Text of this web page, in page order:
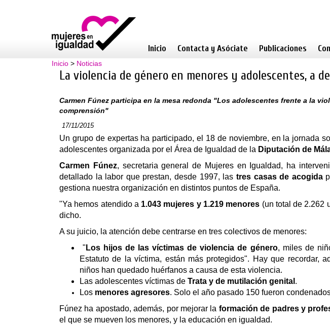
Inicio Contacta y Asóciate Publicaciones
Inicio > Noticias
La violencia de género en menores y adolescentes, a
Carmen Fúnez participa en la mesa redonda "Los adolescentes frente a la
comprensión"
17/11/2015
Un grupo de expertas ha participado, el 18 de noviembre, en la jornada
adolescentes organizada por el Área de Igualdad de la Diputación de
Carmen Fúnez, secretaria general de Mujeres en Igualdad, ha
detallado la labor que prestan, desde 1997, las tres casas de acogida
gestiona nuestra organización en distintos puntos de España.
"Ya hemos atendido a 1.043 mujeres y 1.219 menores (un total de 2.262
dicho.
A su juicio, la atención debe centrarse en tres colectivos de menores:
" Los hijos de las víctimas de violencia de género, miles de
Estatuto de la víctima, están más protegidos". Hay que recordar,
niños han quedado huérfanos a causa de esta violencia.
Las adolescentes víctimas de Trata y de mutilación genital .
Los menores agresores. Solo el año pasado 150 fueron
Fúnez ha apostado, además, por mejorar la formación de padres y
el que se mueven los menores, y la educación en igualdad.